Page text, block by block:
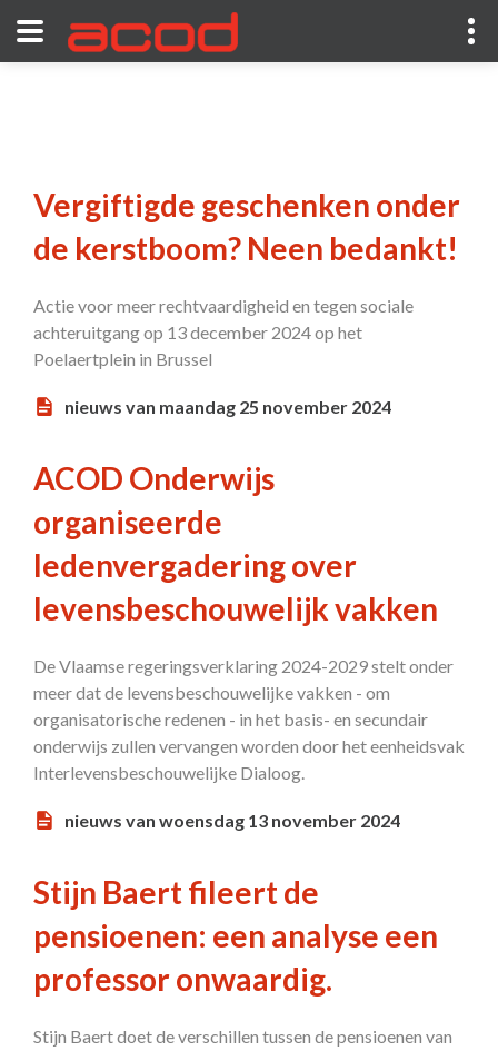
Vergiftigde geschenken onder
de kerstboom? Neen bedankt!
Actie voor meer rechtvaardigheid en tegen sociale
achteruitgang op 13 december 2024 op het
Poelaertplein in Brussel
nieuws van maandag 25 november 2024
ACOD Onderwijs
organiseerde
ledenvergadering over
levensbeschouwelijk vakken
De Vlaamse regeringsverklaring 2024-2029 stelt onder
meer dat de levensbeschouwelijke vakken - om
organisatorische redenen - in het basis- en secundair
onderwijs zullen vervangen worden door het eenheidsvak
Interlevensbeschouwelijke Dialoog.
nieuws van woensdag 13 november 2024
Stijn Baert fileert de
pensioenen: een analyse een
professor onwaardig.
Stijn Baert doet de verschillen tussen de pensioenen van